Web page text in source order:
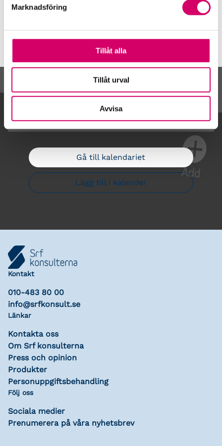
Marknadsföring
Tillåt alla
Tillåt urval
Avvisa
Kalendarium
Gå till kalendariet
Lägg till i kalender
Kontakt
010-483 80 00
info@srfkonsult.se
Länkar
Kontakta oss
Om Srf konsulterna
Press och opinion
Produkter
Personuppgiftsbehandling
Följ oss
Sociala medier
Prenumerera på våra nyhetsbrev